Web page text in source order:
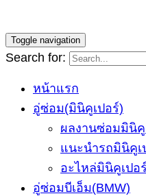
Toggle navigation
Search for:
หน้าแรก
อู่ซ่อม(มินิคูเปอร์)
ผลงานซ่อมมินิคู
แนะนำรถมินิคูเ
อะไหล่มินิคูเปอร์
อู่ซ่อมบีเอ็ม(BMW)